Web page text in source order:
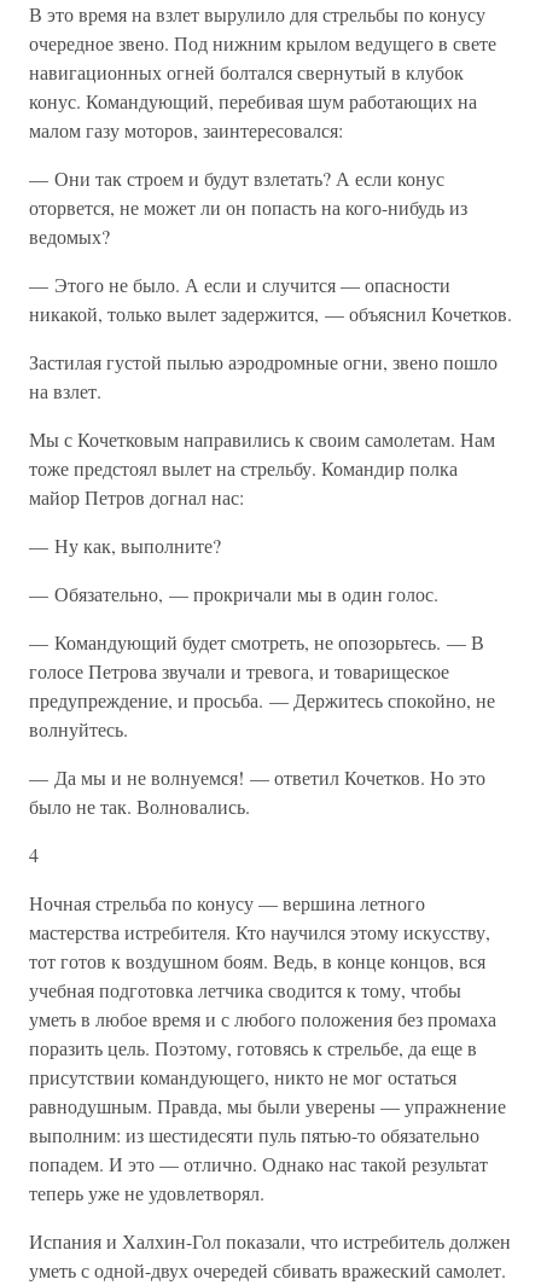
В это время на взлет вырулило для стрельбы по конусу
очередное звено. Под нижним крылом ведущего в свете
навигационных огней болтался свернутый в клубок
конус. Командующий, перебивая шум работающих на
малом газу моторов, заинтересовался:
— Они так строем и будут взлетать? А если конус
оторвется, не может ли он попасть на кого-нибудь из
ведомых?
— Этого не было. А если и случится — опасности
никакой, только вылет задержится, — объяснил Кочетков.
Застилая густой пылью аэродромные огни, звено пошло
на взлет.
Мы с Кочетковым направились к своим самолетам. Нам
тоже предстоял вылет на стрельбу. Командир полка
майор Петров догнал нас:
— Ну как, выполните?
— Обязательно, — прокричали мы в один голос.
— Командующий будет смотреть, не опозорьтесь. — В
голосе Петрова звучали и тревога, и товарищеское
предупреждение, и просьба. — Держитесь спокойно, не
волнуйтесь.
— Да мы и не волнуемся! — ответил Кочетков. Но это
было не так. Волновались.
4
Ночная стрельба по конусу — вершина летного
мастерства истребителя. Кто научился этому искусству,
тот готов к воздушном боям. Ведь, в конце концов, вся
учебная подготовка летчика сводится к тому, чтобы
уметь в любое время и с любого положения без промаха
поразить цель. Поэтому, готовясь к стрельбе, да еще в
присутствии командующего, никто не мог остаться
равнодушным. Правда, мы были уверены — упражнение
выполним: из шестидесяти пуль пятью-то обязательно
попадем. И это — отлично. Однако нас такой результат
теперь уже не удовлетворял.
Испания и Халхин-Гол показали, что истребитель должен
уметь с одной-двух очередей сбивать вражеский самолет.